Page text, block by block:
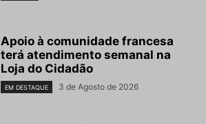
Apoio à comunidade francesa
terá atendimento semanal na
Loja do Cidadão
EM DESTAQUE 3 de Agosto de 2026